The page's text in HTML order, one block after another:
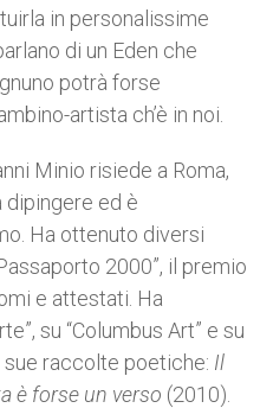
in personalissime
di un Eden che
potrà forse
artista ch’è in noi.
Minio risiede a Roma,
dipingere ed è
Ha ottenuto diversi
2000”, il premio
e attestati. Ha
su “Columbus Art” e su
sue raccolte poetiche: Il
è forse un verso (2010).